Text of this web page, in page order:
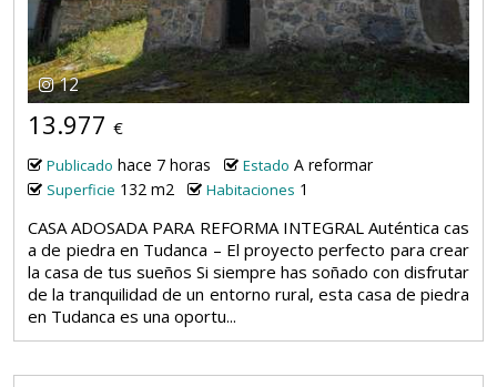
12
13.977 €
Publicado hace 7 horas Estado A reformar
Superficie 132 m2 Habitaciones 1
CASA ADOSADA PARA REFORMA INTEGRAL Auténtica cas
a de piedra en Tudanca – El proyecto perfecto para crear
la casa de tus sueños Si siempre has soñado con disfrutar
de la tranquilidad de un entorno rural, esta casa de piedra
en Tudanca es una oportu...